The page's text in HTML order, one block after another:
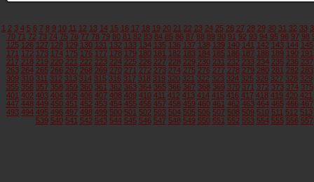
1 2 3 4 5 6 7 8 9 10 11 12 13 14 15 16 17 18 19 20 21 22 23 24 25 26 27 28 29 30 31 32 33
70 71 72 73 74 75 76 77 78 79 80 81 82 83 84 85 86 87 88 89 90 91 92 93 94 95 96 97 98
125 126 127 128 129 130 131 132 133 134 135 136 137 138 139 140 141 142 143 144 145
171 172 173 174 175 176 177 178 179 180 181 182 183 184 185 186 187 188 189 190 191
217 218 219 220 221 222 223 224 225 226 227 228 229 230 231 232 233 234 235 236 237
263 264 265 266 267 268 269 270 271 272 273 274 275 276 277 278 279 280 281 282 283
309 310 311 312 313 314 315 316 317 318 319 320 321 322 323 324 325 326 327 328 329
355 356 357 358 359 360 361 362 363 364 365 366 367 368 369 370 371 372 373 374 375
401 402 403 404 405 406 407 408 409 410 411 412 413 414 415 416 417 418 419 420 421
447 448 449 450 451 452 453 454 455 456 457 458 459 460 461 462 463 464 465 466 467
493 494 495 496 497 498 499 500 501 502 503 504 505 506 507 508 509 510 511 512 513
539 540 541 542 543 544 545 546 547 548 549 550 551 552 553 554 555 556 557